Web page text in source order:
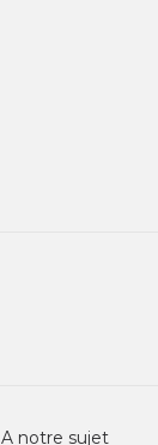
A notre sujet